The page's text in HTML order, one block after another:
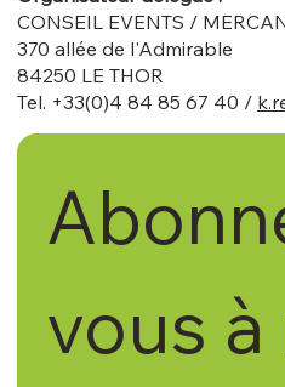
CONSEIL EVENTS /
370 allée de l'Admirable
84250 LE THOR
Tel. +33(0)4 84 85 67 40 /
vous